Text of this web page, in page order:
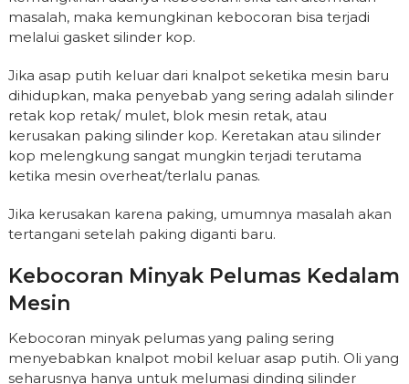
masalah, maka kemungkinan kebocoran bisa terjadi
melalui gasket silinder kop.
Jika asap putih keluar dari knalpot seketika mesin baru
dihidupkan, maka penyebab yang sering adalah silinder
retak kop retak/ mulet, blok mesin retak, atau
kerusakan paking silinder kop. Keretakan atau silinder
kop melengkung sangat mungkin terjadi terutama
ketika mesin overheat/terlalu panas.
Jika kerusakan karena paking, umumnya masalah akan
tertangani setelah paking diganti baru.
Kebocoran Minyak Pelumas Kedalam
Mesin
Kebocoran minyak pelumas yang paling sering
menyebabkan knalpot mobil keluar asap putih. Oli yang
seharusnya hanya untuk melumasi dinding silinder